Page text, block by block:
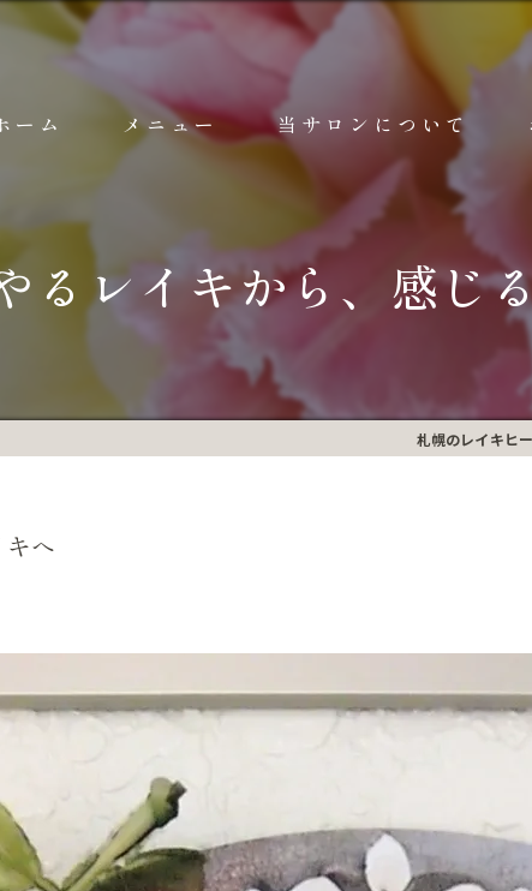
ーム メニュー
レイキヒーリング整体 詳細
ヘッドマッサージ 詳細
耳つぼマッサージ 詳細
影響を受けやすい方へ
クンダリーニレイキ 詳細
遠隔ヒーリング 詳細
当サロンについて
ごあいさつ
レイキとは？
10代サポート
るレイキから、感じ
札幌のレイキヒ
へ